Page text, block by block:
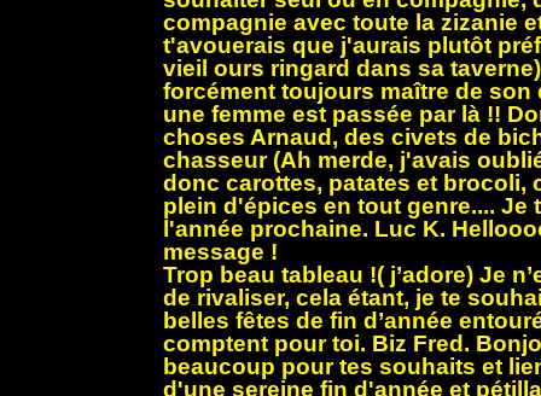
compagnie avec toute la zizanie
t'avouerais que j'aurais plutôt
vieil ours ringard dans sa
forcément toujours maître de
une femme est passée par là !!
choses Arnaud, des civets de
chasseur (Ah merde, j'avais
donc carottes, patates et brocoli,
plein d'épices en tout genre.... Je
l'année prochaine. Luc K.
message !
Trop beau tableau !( j’adore) Je
de rivaliser, cela étant, je te
belles fêtes de fin d’année
comptent pour toi. Biz Fred.
beaucoup pour tes souhaits et
d'une sereine fin d'année et